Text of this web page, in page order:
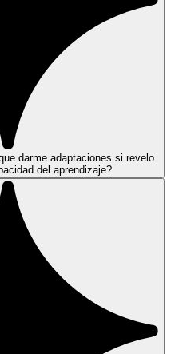
darme adaptaciones si revelo
del aprendizaje?